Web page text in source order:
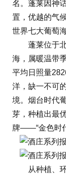
名。蓬莱因神
置，优越的气
世界七大葡萄
蓬莱位于北
海，属暖温带
平均日照量
洋，缺一不可
境。烟台时代
芽，种植出最
牌——“金色时代
从种植、环